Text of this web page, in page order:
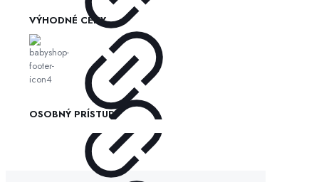
VÝHODNÉ CENY
OSOBNÝ PRÍSTUP